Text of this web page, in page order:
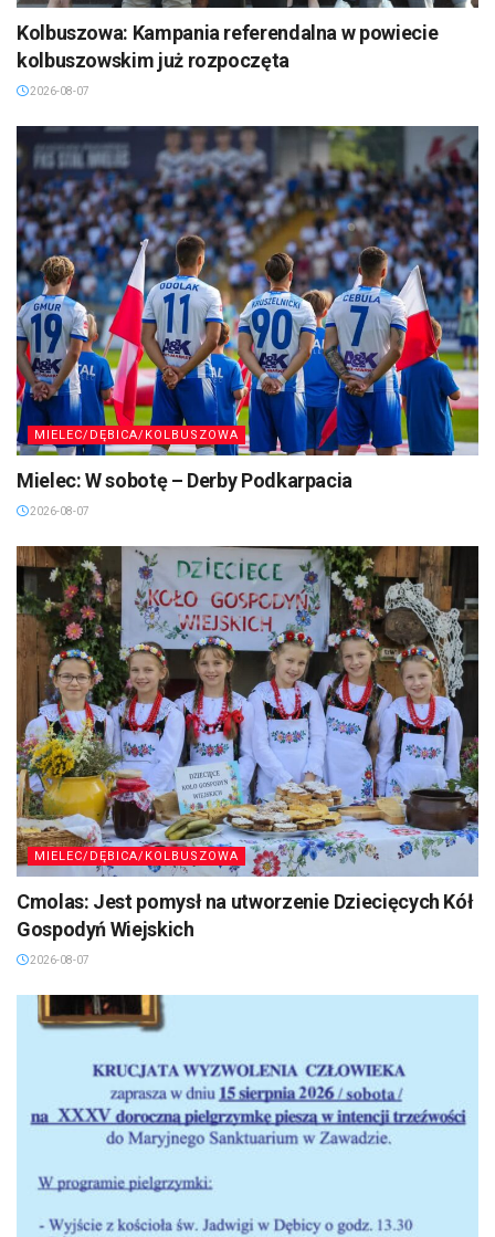
Kolbuszowa: Kampania referendalna w powiecie
kolbuszowskim już rozpoczęta
2026-08-07
MIELEC/DĘBICA/KOLBUSZOWA
Mielec: W sobotę – Derby Podkarpacia
2026-08-07
MIELEC/DĘBICA/KOLBUSZOWA
Cmolas: Jest pomysł na utworzenie Dziecięcych Kół
Gospodyń Wiejskich
2026-08-07